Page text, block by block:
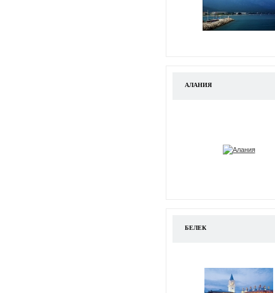
АЛАНИЯ
БЕЛЕК